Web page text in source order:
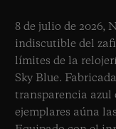
8 de julio de 2026,
indiscutible del
límites de la
Sky Blue.
transparencia azul
ejemplares aúna